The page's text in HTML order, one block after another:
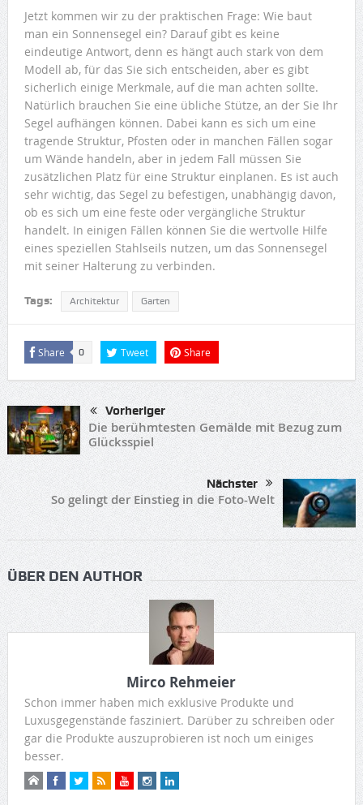
Jetzt kommen wir zu der praktischen Frage: Wie baut
man ein Sonnensegel ein? Darauf gibt es keine
eindeutige Antwort, denn es hängt auch stark von dem
Modell ab, für das Sie sich entscheiden, aber es gibt
sicherlich einige Merkmale, auf die man achten sollte.
Natürlich brauchen Sie eine übliche Stütze, an der Sie Ihr
Segel aufhängen können. Dabei kann es sich um eine
tragende Struktur, Pfosten oder in manchen Fällen sogar
um Wände handeln, aber in jedem Fall müssen Sie
zusätzlichen Platz für eine Struktur einplanen. Es ist auch
sehr wichtig, das Segel zu befestigen, unabhängig davon,
ob es sich um eine feste oder vergängliche Struktur
handelt. In einigen Fällen können Sie die wertvolle Hilfe
eines speziellen Stahlseils nutzen, um das Sonnensegel
mit seiner Halterung zu verbinden.
Tags: Architektur Garten
Share 0 Tweet Share
Vorheriger
Die berühmtesten Gemälde mit Bezug zum
Glücksspiel
Nächster
So gelingt der Einstieg in die Foto-Welt
ÜBER DEN AUTHOR
Mirco Rehmeier
Schon immer haben mich exklusive Produkte und
Luxusgegenstände fasziniert. Darüber zu schreiben oder
gar die Produkte auszuprobieren ist noch um einiges
besser.